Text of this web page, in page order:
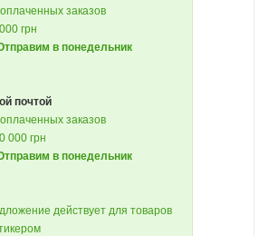
заказов
грн
в понедельник
почтой
заказов
000 грн
в понедельник
действует для товаров